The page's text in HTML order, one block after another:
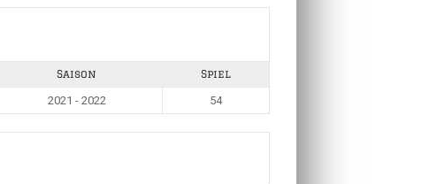
Saison Spiel
2021 - 2022 54